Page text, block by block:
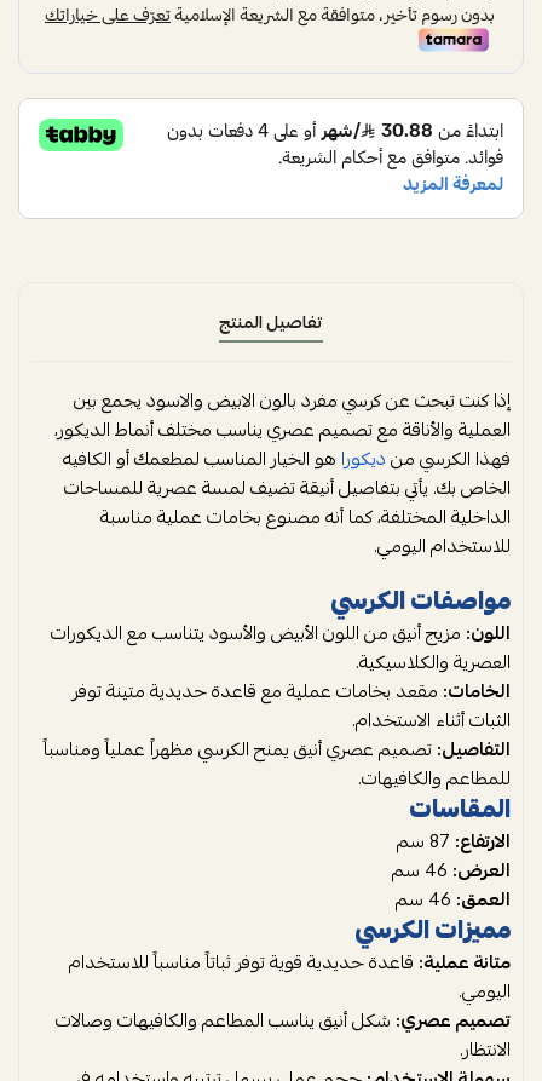
تفاصيل المنتج
إذا كنت تبحث عن كرسي مفرد بالون الابيض والاسود يجمع بين
العملية والأناقة مع تصميم عصري يناسب مختلف أنماط الديكور،
فهذا الكرسي منديكورا هو الخيار المناسب لمطعمك أو الكافيه
الخاص بك. يأتي بتفاصيل أنيقة تضيف لمسة عصرية للمساحات
الداخلية المختلفة، كما أنه مصنوع بخامات عملية مناسبة
للاستخدام اليومي.
مواصفات الكرسي
اللون: مزيج أنيق من اللون الأبيض والأسود يتناسب مع الديكورات
العصرية والكلاسيكية.
الخامات: مقعد بخامات عملية مع قاعدة حديدية متينة توفر
الثبات أثناء الاستخدام.
التفاصيل:تصميم عصري أنيق يمنح الكرسي مظهراً عملياً ومناسباً
للمطاعم والكافيهات.
المقاسات
الارتفاع:
العرض:
العمق:
مميزات الكرسي
متانة عملية: قاعدة حديدية قوية توفر ثباتاً مناسباً للاستخدام
اليومي.
تصميم عصري: شكل أنيق يناسب المطاعم والكافيهات وصالات
الانتظار.